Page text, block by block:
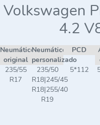
Volkswagen
4.2
Neumático
original
Neumático
personalizado
PCD
235/55
R17
235/50
R18|245/45
R18|255/40
R19
5*112